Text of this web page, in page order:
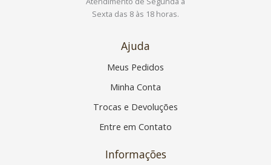
Sexta das 8 às 18 horas.
Ajuda
Meus Pedidos
Minha Conta
Trocas e Devoluções
Entre em Contato
Informações